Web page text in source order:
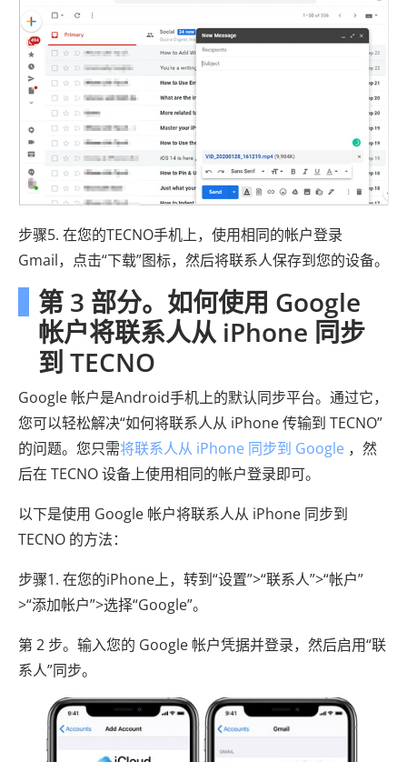
步骤5. 在您的TECNO手机上，使用相同的帐户登录
Gmail，点击“下载”图标，然后将联系人保存到您的设备。
第 3 部分。如何使用 Google
帐户将联系人从 iPhone 同步
到 TECNO
Google 帐户是Android手机上的默认同步平台。通过它，
您可以轻松解决“如何将联系人从 iPhone 传输到 TECNO”
的问题。您只需将联系人从 iPhone 同步到 Google ，然
后在 TECNO 设备上使用相同的帐户登录即可。
以下是使用 Google 帐户将联系人从 iPhone 同步到
TECNO 的方法：
步骤1. 在您的iPhone上，转到“设置”>“联系人”>“帐户”
>“添加帐户”>选择“Google”。
第 2 步。输入您的 Google 帐户凭据并登录，然后启用“联
系人”同步。